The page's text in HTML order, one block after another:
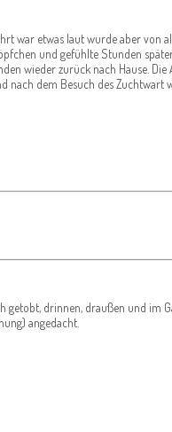
war etwas laut wurde aber von
und gefühlte Stunden
wieder zurück nach Hause.
nach dem Besuch des Zuchtwart
getobt, drinnen, draußen und im
angedacht.